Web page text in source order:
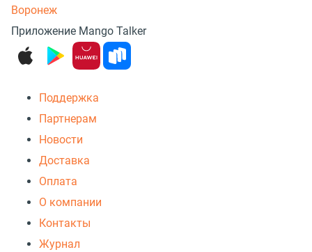
Воронеж
Приложение Mango Talker
Поддержка
Партнерам
Новости
Доставка
Оплата
О компании
Контакты
Журнал